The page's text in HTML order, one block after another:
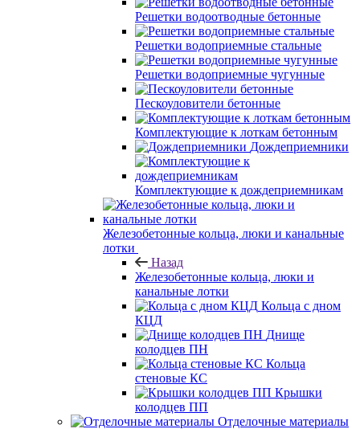
Решетки водоотводные бетонные
Решетки водоприемные стальные
Решетки водоприемные чугунные
Пескоуловители бетонные
Комплектующие к лоткам бетонным
Дождеприемники
Комплектующие к дождеприемникам
Железобетонные кольца, люки и канальные
лотки
Назад
Железобетонные кольца, люки и
канальные лотки
Кольца с дном
КЦД
Днище
колодцев ПН
Кольца
стеновые КС
Крышки
колодцев ПП
Отделочные материалы